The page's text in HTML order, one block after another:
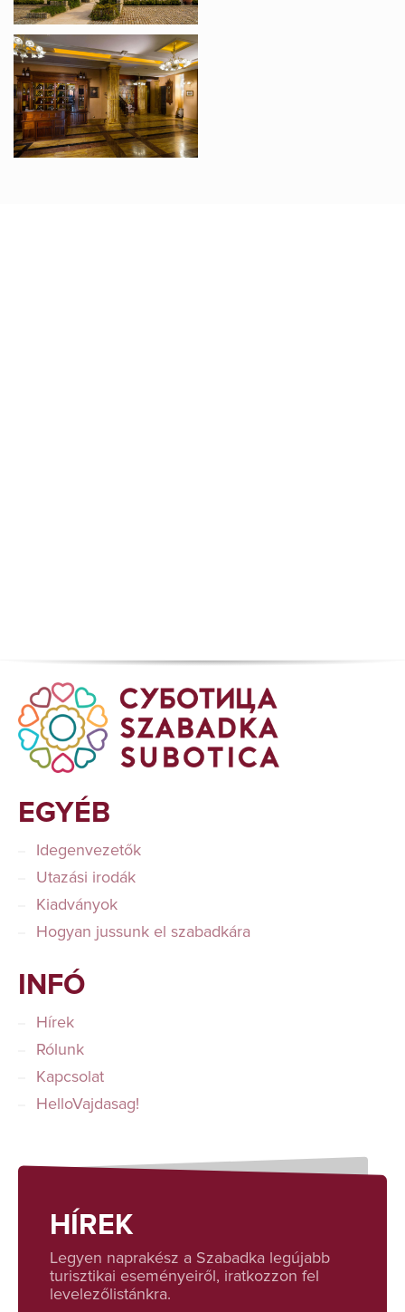
EGYÉB
Idegenvezetők
Utazási irodák
Kiadványok
Hogyan jussunk el szabadkára
INFÓ
Hírek
Rólunk
Kapcsolat
HelloVajdasag!
HÍREK
Legyen naprakész a Szabadka legújabb
turisztikai eseményeiről, iratkozzon fel
levelezőlistánkra.